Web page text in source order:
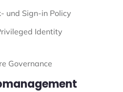
und Sign-in Policy
Identity
Governance